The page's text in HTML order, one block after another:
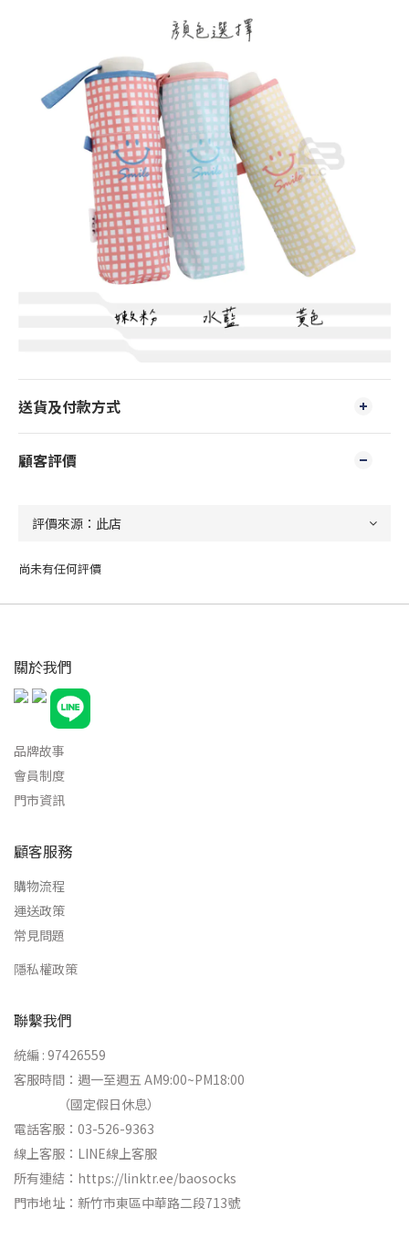
送貨及付款方式
顧客評價
尚未有任何評價
關於我們
品牌故事
會員制度
門市資訊
顧客服務
購物流程
運送政策
常見問題
隱私權政策
聯繫我們
統編 : 97426559
客服時間：週一至週五 AM9:00~PM18:00
（國定假日休息）
電話客服：03-526-9363
線上客服： LINE線上客服
所有連結： https://linktr.ee/baosocks
門市地址：新竹市東區中華路二段713號